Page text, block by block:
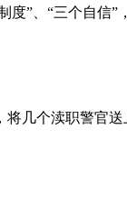
”、“三个自信”
几个渎职警官